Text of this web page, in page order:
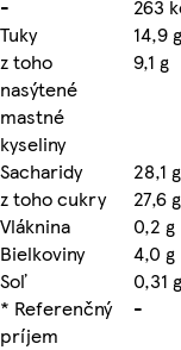
-
263
Tuky
14,9 g
z toho
nasýtené
mastné
kyseliny
9,1 g
Sacharidy 28,1 g
z toho cukry
27,6 g
Vláknina
0,2 g
Bielkoviny
4,0 g
Soľ
0,31 g
* Referenčný
príjem
-